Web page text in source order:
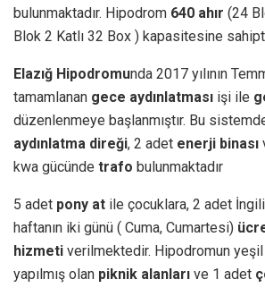
bulunmaktadır. Hipodrom 640 ahır (24
Blok 2 Katlı 32 Box ) kapasitesine
Elazığ Hipodromunda 2017 yılının
tamamlanan gece aydınlatması işi ile
düzenlenmeye başlanmıştır. Bu
aydınlatma direği, 2 adet enerji binası
kwa gücünde trafo bulunmaktadır
5 adet pony at ile çocuklara, 2 adet
haftanın iki günü ( Cuma, Cumartesi)
hizmeti verilmektedir. Hipodromun yeşil
yapılmış olan piknik alanları ve 1 adet